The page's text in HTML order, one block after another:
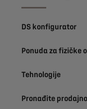
DS konfigurator
Ponuda za fizičke
Tehnologije
Pronađite